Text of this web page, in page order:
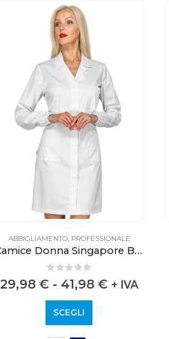
ABBIGLIAMENTO, PROFESSIONALE
Camice Donna Singapore Bianco
0 out of 5
29,98 € - 41,98 € + IVA
SCEGLI